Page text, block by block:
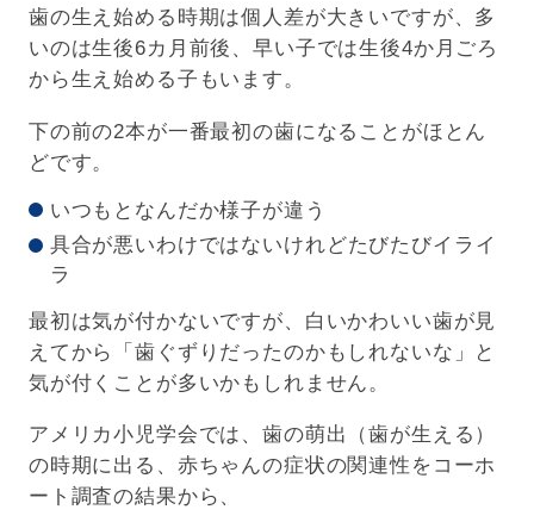
歯の生え始める時期は個人差が大きいですが、多
いのは生後6カ月前後、早い子では生後4か月ごろ
から生え始める子もいます。
下の前の2本が一番最初の歯になることがほとん
どです。
いつもとなんだか様子が違う
具合が悪いわけではないけれどたびたびイライ
ラ
最初は気が付かないですが、白いかわいい歯が見
えてから「歯ぐずりだったのかもしれないな」と
気が付くことが多いかもしれません。
アメリカ小児学会では、歯の萌出（歯が生える）
の時期に出る、赤ちゃんの症状の関連性をコーホ
ート調査の結果から、